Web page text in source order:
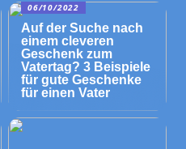
06/10/2022
Auf der Suche nach
einem cleveren
Geschenk zum
Vatertag? 3 Beispiele
für gute Geschenke
für einen Vater